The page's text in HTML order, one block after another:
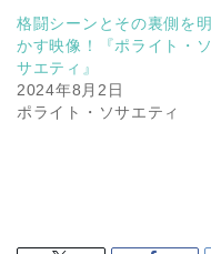
格闘シーンとその裏側を明
かす映像！『ポライト・ソ
サエティ』
2024年8月2日
ポライト・ソサエティ